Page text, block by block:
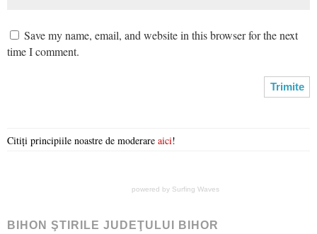
Save my name, email, and website in this browser for the next
time I comment.
Citiți principiile noastre de moderare aici!
powered by Surfing Waves
BIHON ŞTIRILE JUDEŢULUI BIHOR